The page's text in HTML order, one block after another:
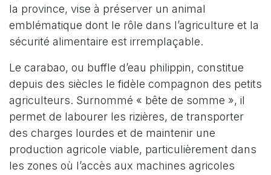
la province, vise à préserver un animal
emblématique dont le rôle dans l’agriculture et la
sécurité alimentaire est irremplaçable.
Le carabao, ou buffle d’eau philippin, constitue
depuis des siècles le fidèle compagnon des petits
agriculteurs. Surnommé « bête de somme », il
permet de labourer les rizières, de transporter
des charges lourdes et de maintenir une
production agricole viable, particulièrement dans
les zones où l’accès aux machines agricoles